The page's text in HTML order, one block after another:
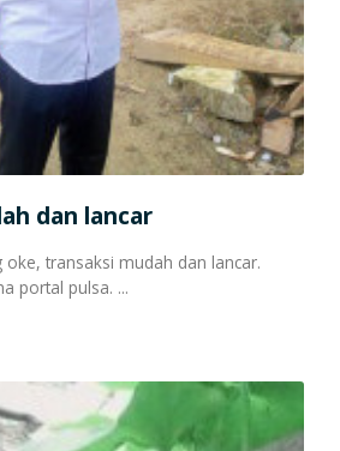
Token & PPOB
Via API
dan lancar
transaksi mudah dan lancar.
portal pulsa. ...